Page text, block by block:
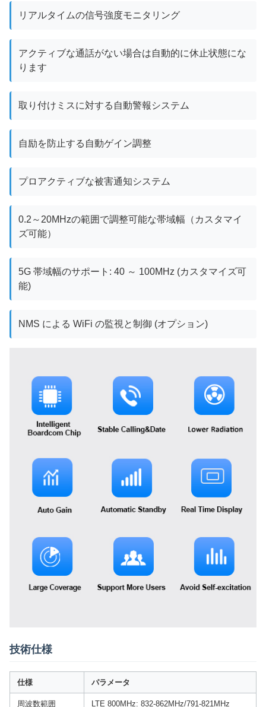
リアルタイムの信号強度モニタリング
アクティブな通話がない場合は自動的に休止状態にな
ります
取り付けミスに対する自動警報システム
自励を防止する自動ゲイン調整
プロアクティブな被害通知システム
0.2～20MHzの範囲で調整可能な帯域幅（カスタマイ
ズ可能）
5G 帯域幅のサポート: 40 ～ 100MHz (カスタマイズ可
能)
NMS による WiFi の監視と制御 (オプション)
技術仕様
仕様 パラメータ
周波数範囲 LTE 800MHz: 832-862MHz/791-821MHz